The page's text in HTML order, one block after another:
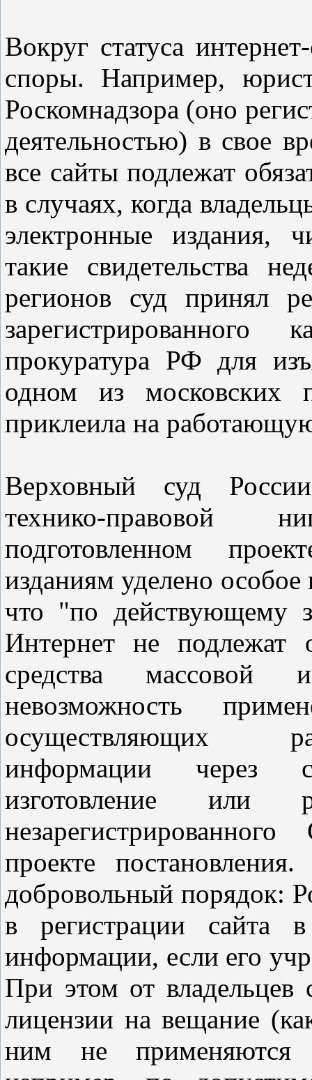
Вокруг статуса
споры. Например,
Роскомнадзора (оно
деятельностью) в свое
все сайты подлежат
в случаях, когда
электронные издания,
такие свидетельства
регионов суд принял
прокуратура РФ для
одном из московских
приклеила на
Верховный суд
технико-правовой
подготовленном
изданиям уделено
что "по действующему
Интернет не подлежат
средства массовой
невозможность
осуществляющих
информации через
изготовление или
проекте
добровольный порядок:
в регистрации сайта в
информации, если его
При этом от владельцев
лицензии на вещание
ним не применяются